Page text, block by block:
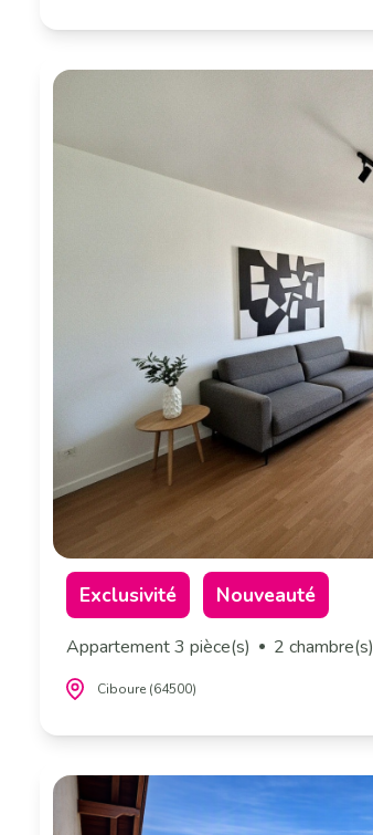
Exclusivité Nouveauté
Appartement 3 pièce(s) 2 chambre(s)
Ciboure (64500)